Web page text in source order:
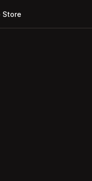
Store